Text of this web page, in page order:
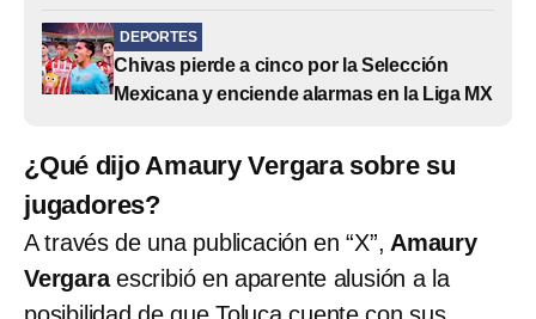
DEPORTES
Chivas pierde a cinco por la Selección
Mexicana y enciende alarmas en la Liga MX
¿Qué dijo Amaury Vergara sobre su
jugadores?
A través de una publicación en “X”, Amaury
Vergaraescribió en aparente alusión a la